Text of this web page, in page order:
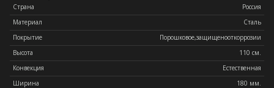
Страна
Россия
Материал
Сталь
Покрытие
Порошковое,защищенооткоррозии
Высота
110 см.
Конвекция
Естественная
Ширина
180 мм.